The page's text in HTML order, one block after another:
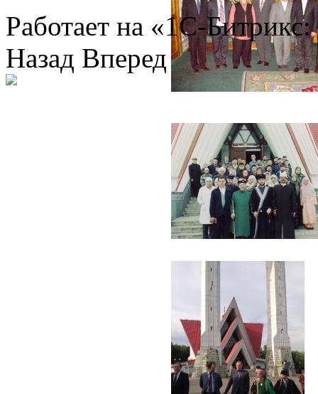
Работает на «1С-
Назад Вперед